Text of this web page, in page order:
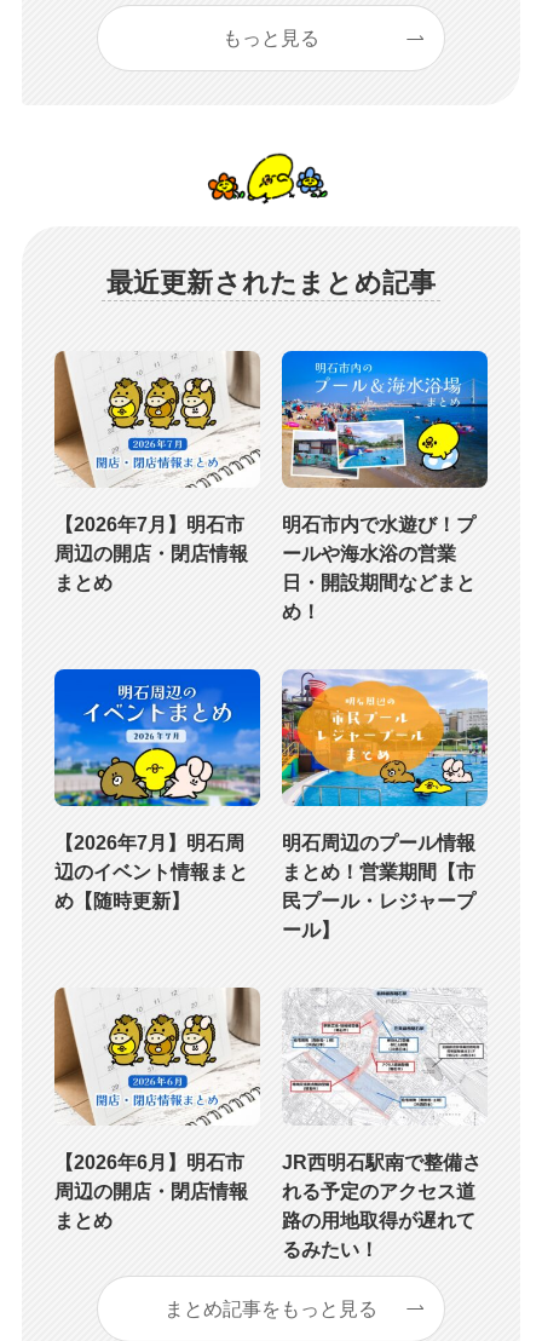
もっと見る
最近更新されたまとめ記事
【2026年7月】明石市
周辺の開店・閉店情報
まとめ
明石市内で水遊び！プ
ールや海水浴の営業
日・開設期間などまと
め！
【2026年7月】明石周
辺のイベント情報まと
め【随時更新】
明石周辺のプール情報
まとめ！営業期間【市
民プール・レジャープ
ール】
【2026年6月】明石市
周辺の開店・閉店情報
まとめ
JR西明石駅南で整備さ
れる予定のアクセス道
路の用地取得が遅れて
るみたい！
まとめ記事をもっと見る